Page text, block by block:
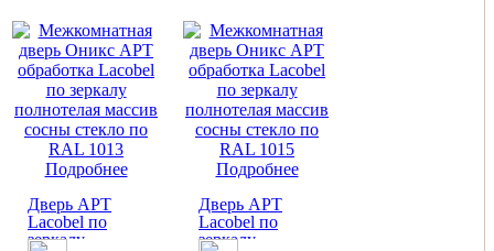
Подробнее
Дверь АРТ
Lacobel по
зеркалу
Подробнее
Дверь АРТ
Lacobel по
зеркалу